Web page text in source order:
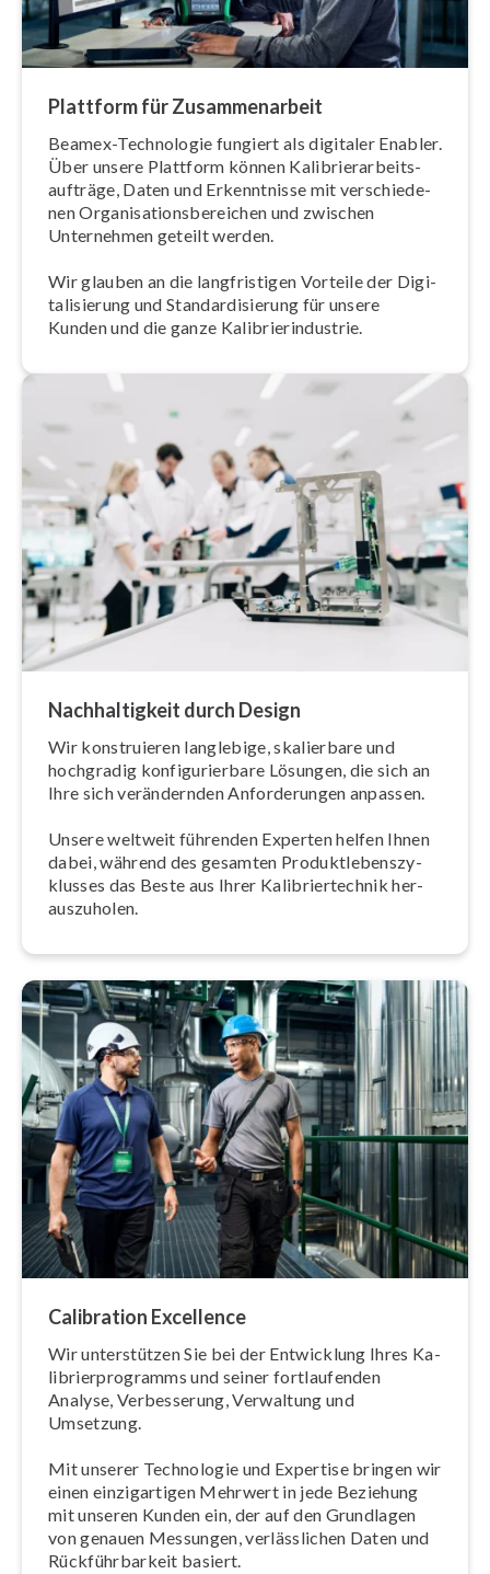
Plattform für Zu­sam­men­ar­beit
Beamex-Technologie fungiert als digitaler Enabler.
Über unsere Plattform können Ka­li­brier­ar­beits­
auf­trä­ge, Daten und Er­kennt­nis­se mit ver­schie­de­
nen Or­ga­ni­sa­ti­ons­be­rei­chen und zwischen
Unternehmen geteilt werden.
Wir glauben an die lang­fris­ti­gen Vorteile der Di­gi­
ta­li­sie­rung und Stan­dar­di­sie­rung für unsere
Kunden und die ganze Ka­li­brier­in­dus­trie.
Nach­hal­tig­keit durch Design
Wir kon­stru­ie­ren langlebige, skalierbare und
hochgradig kon­fi­gu­rier­ba­re Lösungen, die sich an
Ihre sich ver­än­dern­den An­for­de­run­gen anpassen.
Unsere weltweit führenden Experten helfen Ihnen
dabei, während des gesamten Pro­dukt­le­bens­zy­
klus­ses das Beste aus Ihrer Ka­li­brier­tech­nik her­
aus­zu­ho­len.
Calibration Excellence
Wir un­ter­stüt­zen Sie bei der Entwicklung Ihres Ka­
li­brier­pro­gramms und seiner fort­lau­fen­den
Analyse, Ver­bes­se­rung, Verwaltung und
Umsetzung.
Mit unserer Technologie und Expertise bringen wir
einen ein­zig­ar­ti­gen Mehrwert in jede Beziehung
mit unseren Kunden ein, der auf den Grundlagen
von genauen Messungen, ver­läss­li­chen Daten und
Rück­führ­bar­keit basiert.